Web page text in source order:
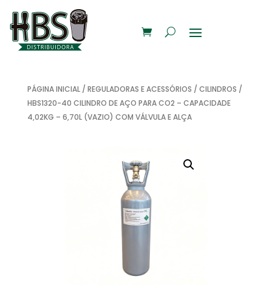
PÁGINA INICIAL/ REGULADORAS E ACESSÓRIOS / CILINDROS /
HBS1320-40 CILINDRO DE AÇO PARA CO2 – CAPACIDADE
4,02KG – 6,70L (VAZIO) COM VÁLVULA E ALÇA